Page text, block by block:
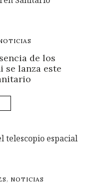
de los
se lanza este
, NOTICIAS